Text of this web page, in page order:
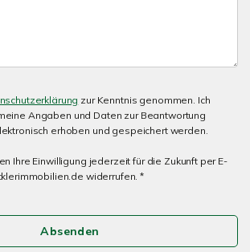
zur Kenntnis genommen. Ich
Angaben und Daten zur Beantwortung
erhoben und gespeichert werden.
Ihre Einwilligung jederzeit für die Zukunft per E-
widerrufen. *
Absenden